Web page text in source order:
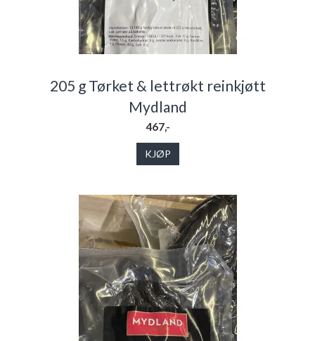
205 g Tørket & lettrøkt reinkjøtt
Mydland
467,-
KJØP